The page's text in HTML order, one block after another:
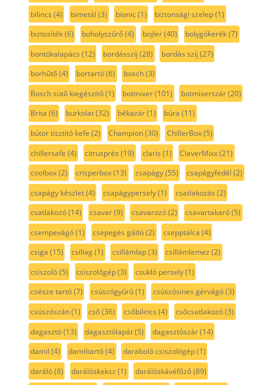
bilincs (4) bimetál (3) bionic(1) biztonsági szelep(1)
biztosíték(6) boholyszűrő(4) bojler(40) bolygókerék(7)
bontókalapács (12) bordásszíj (28) bordás szíj (27)
borhűtő(4) bortartó(6) bosch(3)
Bosch sütő kiegészítő(1) botmixer(101) botmixerszár(20)
Brita (6) burkolat(32) békazár(1) búra (11)
bútor tisztító kefe (2) Champion(30) ChillerBox(5)
chillersafe (4) citrusprés (19) claris (1) CleverMixx(21)
coolbox(2) crisperbox(13) csapágy(55) csapágyfedél (2)
csapágy készlet(4) csapágypersely(1) csatlakozás (2)
csatlakozó(14) csavar(9) csavarozó(2) csavartakaró(5)
csempevágó(1) csepegés gátló(2) csepptálca (4)
csiga (15) csillag(1) csillámlap(3) csillámlemez (2)
csiszoló(5) csiszológép(3) csukló persely(1)
csésze tartó(7) csúszógyűrű(1) csúszósines gérvágó(3)
csúszószán(1) cső(36) csőbilincs (4) csőcsatlakozó(3)
dagasztó(13) dagasztólapát(5) dagasztószár(14)
damil (4) damiltartó(4) daraboló csiszológép(1)
daráló(8) darálóskeksz (1) darálóskávéfőző(89)